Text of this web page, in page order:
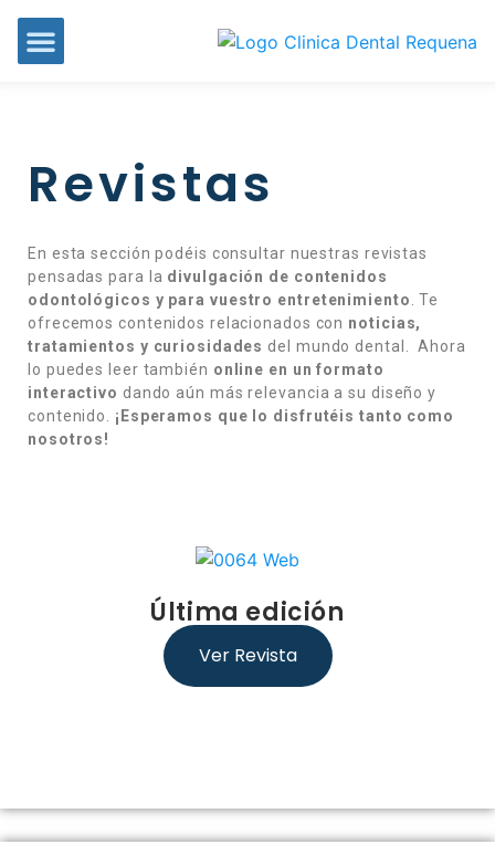
Revistas
En esta sección podéis consultar nuestras revistas
pensadas para la divulgación de contenidos
odontológicos y para vuestro entretenimiento . Te
ofrecemos contenidos relacionados con noticias,
tratamientos y curiosidades del mundo dental. Ahora
lo puedes leer también online en un formato
interactivo dando aún más relevancia a su diseño y
contenido. ¡Esperamos que lo disfrutéis tanto como
nosotros!
Última edición
Ver Revista